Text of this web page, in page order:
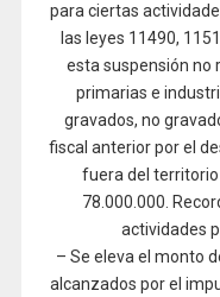
para ciertas
las leyes 11490,
esta suspensión no
primarias e
gravados, no
fiscal anterior por el
fuera del territorio
78.000.000.
actividades
– Se eleva el monto
alcanzados por el